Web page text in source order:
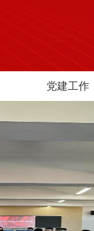
党建工作